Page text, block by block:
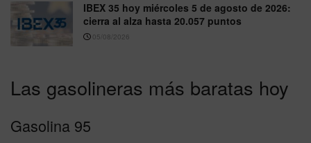
IBEX 35 hoy miércoles 5 de agosto de 2026:
cierra al alza hasta 20.057 puntos
05/08/2026
Las gasolineras más baratas hoy
Gasolina 95